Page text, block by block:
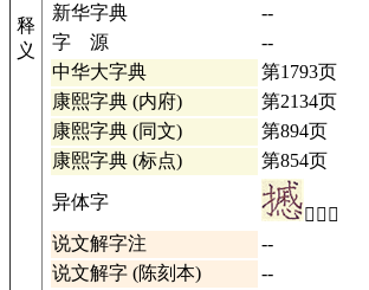
释
义
新华字典
--
字 源
--
中华大字典
第1793页
康熙字典 (内府)
第2134页
康熙字典 (同文)
第894页
康熙字典 (标点)
第854页
异体字
𢷾详情
说文解字注
--
说文解字 (陈刻本)
--